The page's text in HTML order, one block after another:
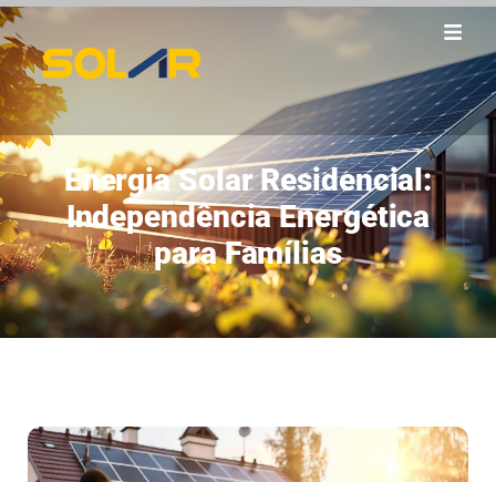
Energia Solar Residencial:
Independência Energética
para Famílias